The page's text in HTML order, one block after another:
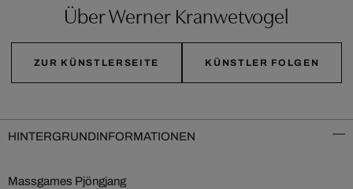
Über Werner Kranwetvogel
ZUR KÜNSTLERSEITE KÜNSTLER FOLGEN
HINTERGRUNDINFORMATIONEN
Massgames Pjöngjang